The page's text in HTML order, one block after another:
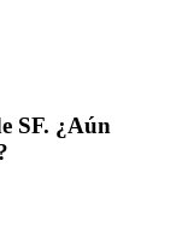
SF. ¿Aún